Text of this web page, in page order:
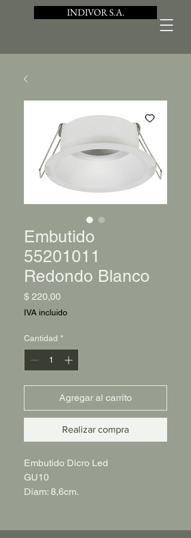
INDIVOR S.A.
Embutido
55201011
Redondo Blanco
$ 220,00Precio
IVA incluido
Cantidad *
Agregar al carrito
Realizar compra
Embutido Dicro Led
GU10
Diam: 8,6cm.